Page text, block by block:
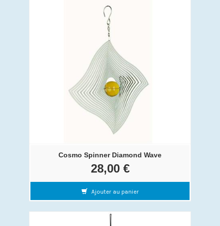
Cosmo Spinner Diamond Wave
28,00 €
Ajouter au panier